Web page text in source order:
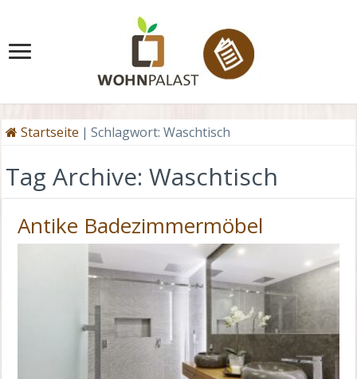
Startseite | Schlagwort:Waschtisch
Tag Archive:Waschtisch
Antike Badezimmermöbel